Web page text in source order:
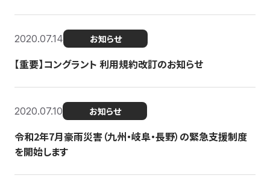
2020.07.14 お知らせ
【重要】コングラント 利用規約改訂のお知らせ
2020.07.10 お知らせ
令和2年7月豪雨災害（九州・岐阜・長野）の緊急支援制度
を開始します